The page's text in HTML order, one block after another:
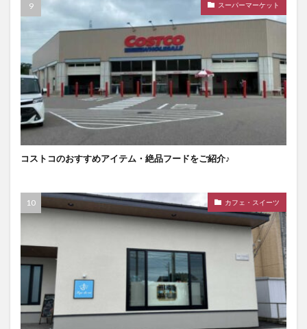
スーパーマーケット
コストコのおすすめアイテム・絶品フードをご紹介♪
カフェ・スイーツ